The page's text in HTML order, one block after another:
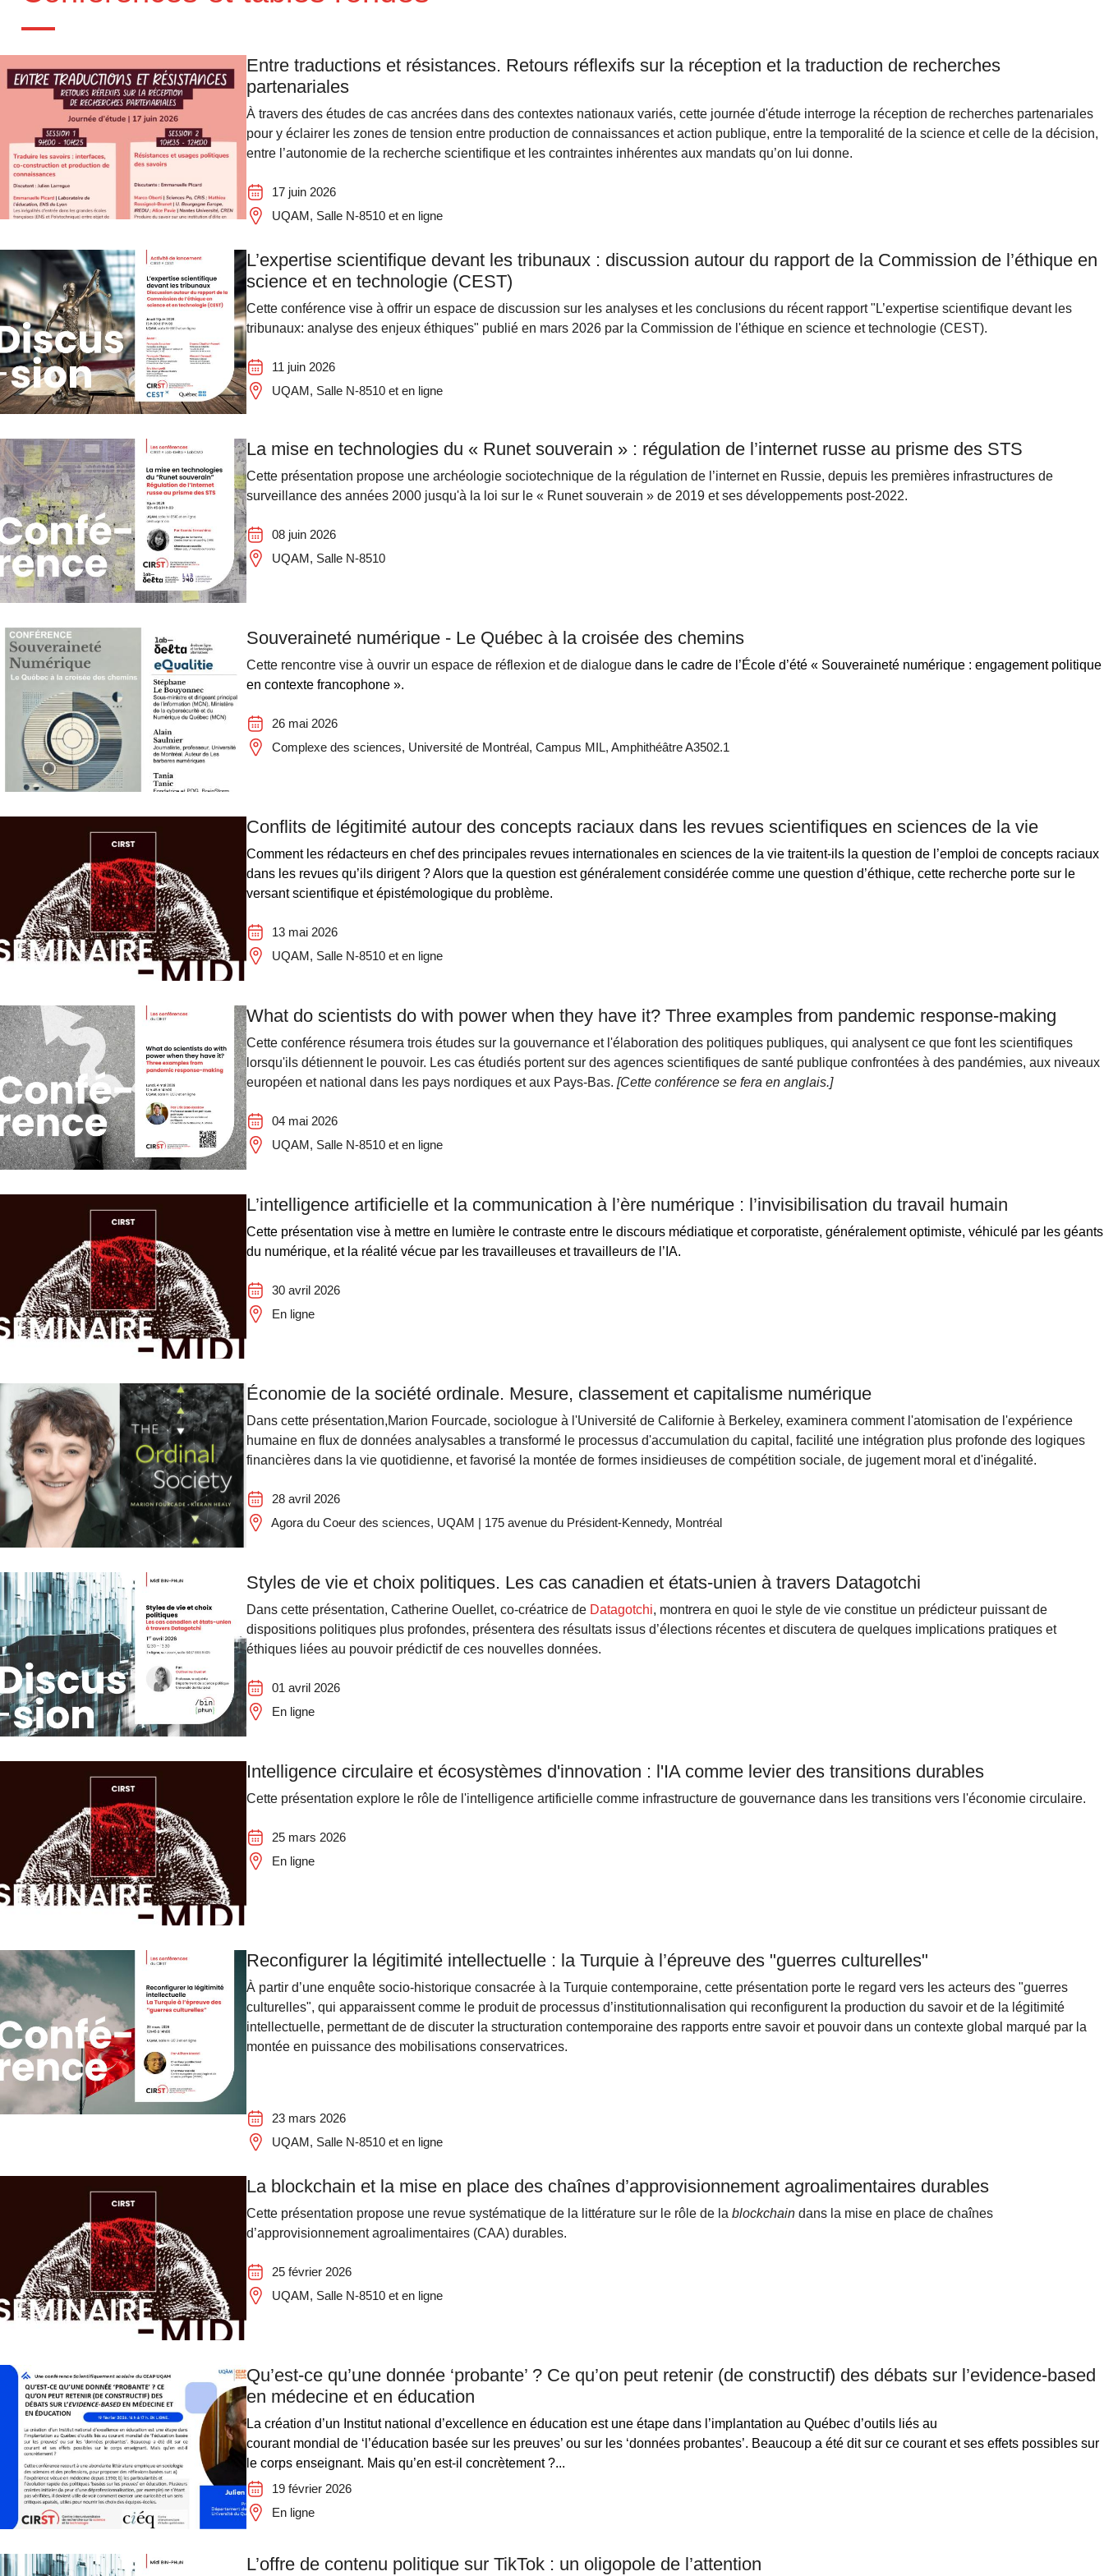
Entre traductions et résistances. Retours réflexifs sur la réception et la traduction de recherches
partenariales
À travers des études de cas ancrées dans des contextes nationaux variés, cette journée d'étude interroge la réception de recherches partenariales
pour y éclairer les zones de tension entre production de connaissances et action publique, entre la temporalité de la science et celle de la décision,
entre l’autonomie de la recherche scientifique et les contraintes inhérentes aux mandats qu’on lui donne.
17 juin 2026
UQAM, Salle N-8510 et en ligne
L’expertise scientifique devant les tribunaux : discussion autour du rapport de la Commission de l’éthique en
science et en technologie (CEST)
Cette conférence vise à offrir un espace de discussion sur les analyses et les conclusions du récent rapport "L’expertise scientifique devant les
tribunaux: analyse des enjeux éthiques" publié en mars 2026 par la Commission de l'éthique en science et technologie (CEST).
11 juin 2026
UQAM, Salle N-8510 et en ligne
La mise en technologies du « Runet souverain » : régulation de l’internet russe au prisme des STS
Cette présentation propose une archéologie sociotechnique de la régulation de l’internet en Russie, depuis les premières infrastructures de
surveillance des années 2000 jusqu'à la loi sur le « Runet souverain » de 2019 et ses développements post-2022.
08 juin 2026
UQAM, Salle N-8510
Souveraineté numérique - Le Québec à la croisée des chemins
Cette rencontre vise à ouvrir un espace de réflexion et de dialogue dans le cadre de l’École d’été « Souveraineté numérique : engagement politique
en contexte francophone ».
26 mai 2026
Complexe des sciences, Université de Montréal, Campus MIL, Amphithéâtre A3502.1
Conflits de légitimité autour des concepts raciaux dans les revues scientifiques en sciences de la vie
Comment les rédacteurs en chef des principales revues internationales en sciences de la vie traitent-ils la question de l’emploi de concepts raciaux
dans les revues qu’ils dirigent ? Alors que la question est généralement considérée comme une question d’éthique, cette recherche porte sur le
versant scientifique et épistémologique du problème.
13 mai 2026
UQAM, Salle N-8510 et en ligne
What do scientists do with power when they have it? Three examples from pandemic response-making
Cette conférence résumera trois études sur la gouvernance et l'élaboration des politiques publiques, qui analysent ce que font les scientifiques
lorsqu'ils détiennent le pouvoir. Les cas étudiés portent sur des agences scientifiques de santé publique confrontées à des pandémies, aux niveaux
européen et national dans les pays nordiques et aux Pays-Bas. [Cette conférence se fera en anglais.]
04 mai 2026
UQAM, Salle N-8510 et en ligne
L’intelligence artificielle et la communication à l’ère numérique : l’invisibilisation du travail humain
Cette présentation vise à mettre en lumière le contraste entre le discours médiatique et corporatiste, généralement optimiste, véhiculé par les géants
du numérique, et la réalité vécue par les travailleuses et travailleurs de l’IA.
30 avril 2026
En ligne
Économie de la société ordinale. Mesure, classement et capitalisme numérique
Dans cette présentation,Marion Fourcade, sociologue à l'Université de Californie à Berkeley, examinera comment l'atomisation de l'expérience
humaine en flux de données analysables a transformé le processus d'accumulation du capital, facilité une intégration plus profonde des logiques
financières dans la vie quotidienne, et favorisé la montée de formes insidieuses de compétition sociale, de jugement moral et d'inégalité.
28 avril 2026
Agora du Coeur des sciences, UQAM | 175 avenue du Président-Kennedy, Montréal
Styles de vie et choix politiques. Les cas canadien et états-unien à travers Datagotchi
Dans cette présentation, Catherine Ouellet, co-créatrice de Datagotchi, montrera en quoi le style de vie constitue un prédicteur puissant de
dispositions politiques plus profondes, présentera des résultats issus d’élections récentes et discutera de quelques implications pratiques et
éthiques liées au pouvoir prédictif de ces nouvelles données.
01 avril 2026
En ligne
Intelligence circulaire et écosystèmes d'innovation : l'IA comme levier des transitions durables
Cette présentation explore le rôle de l'intelligence artificielle comme infrastructure de gouvernance dans les transitions vers l'économie circulaire.
25 mars 2026
En ligne
Reconfigurer la légitimité intellectuelle : la Turquie à l’épreuve des "guerres culturelles"
À partir d’une enquête socio-historique consacrée à la Turquie contemporaine, cette présentation porte le regard vers les acteurs des "guerres
culturelles", qui apparaissent comme le produit de processus d’institutionnalisation qui reconfigurent la production du savoir et de la légitimité
intellectuelle, permettant de de discuter la structuration contemporaine des rapports entre savoir et pouvoir dans un contexte global marqué par la
montée en puissance des mobilisations conservatrices.
23 mars 2026
UQAM, Salle N-8510 et en ligne
La blockchain et la mise en place des chaînes d’approvisionnement agroalimentaires durables
Cette présentation propose une revue systématique de la littérature sur le rôle de la blockchain dans la mise en place de chaînes
d’approvisionnement agroalimentaires (CAA) durables.
25 février 2026
UQAM, Salle N-8510 et en ligne
Qu’est-ce qu’une donnée ‘probante’ ? Ce qu’on peut retenir (de constructif) des débats sur l’evidence-based
en médecine et en éducation
La création d’un Institut national d’excellence en éducation est une étape dans l’implantation au Québec d’outils liés au
courant mondial de ‘l’éducation basée sur les preuves’ ou sur les ‘données probantes’. Beaucoup a été dit sur ce courant et ses effets possibles sur
le corps enseignant. Mais qu’en est-il concrètement ?...
19 février 2026
En ligne
L’offre de contenu politique sur TikTok : un oligopole de l’attention